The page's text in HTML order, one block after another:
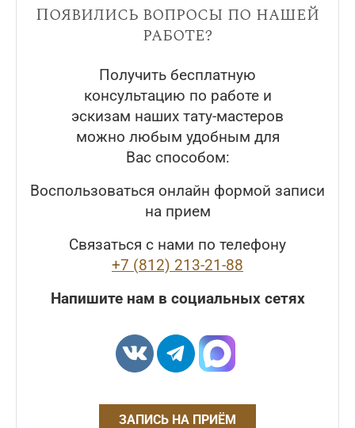
Появились вопросы по нашей
работе?
Получить бесплатную
консультацию по работе и
эскизам наших тату-мастеров
можно любым удобным для
Вас способом:
Воспользоваться онлайн формой записи
на прием
Связаться с нами по телефону
+7 (812) 213-21-88
Напишите нам в социальных сетях
ЗАПИСЬ НА ПРИЁМ